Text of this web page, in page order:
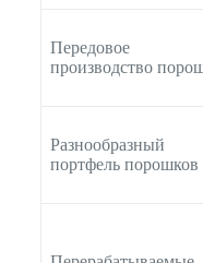
Передовое
производство
Разнообразный
портфель порошков